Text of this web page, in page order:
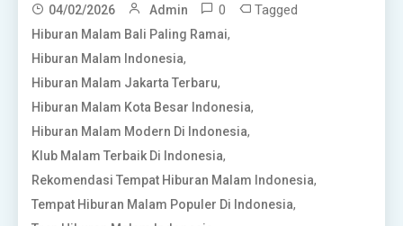
04/02/2026 Admin 0 Tagged
Hiburan Malam Bali Paling Ramai,
Hiburan Malam Indonesia,
Hiburan Malam Jakarta Terbaru,
Hiburan Malam Kota Besar Indonesia,
Hiburan Malam Modern Di Indonesia,
Klub Malam Terbaik Di Indonesia,
Rekomendasi Tempat Hiburan Malam Indonesia,
Tempat Hiburan Malam Populer Di Indonesia,